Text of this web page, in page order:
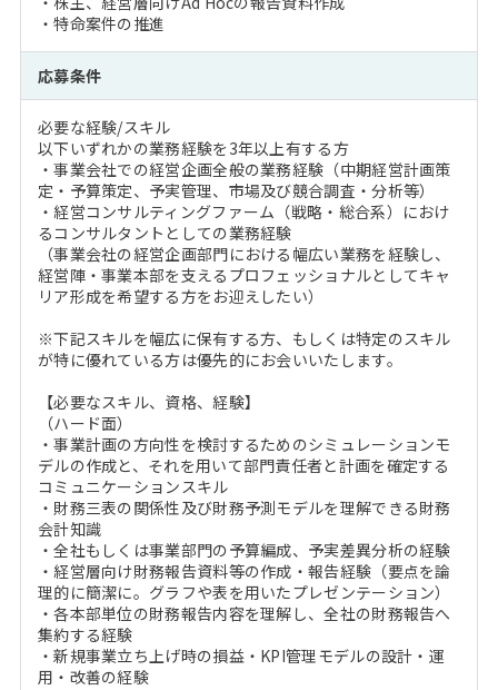
・特命案件の推進
応募条件
必要な経験/スキル
以下いずれかの業務経験を3年以上有する方
・事業会社での経営企画全般の業務経験（中期経営計画策
定・予算策定、予実管理、市場及び競合調査・分析等）
・経営コンサルティングファーム（戦略・総合系）におけ
るコンサルタントとしての業務経験
（事業会社の経営企画部門における幅広い業務を経験し、
経営陣・事業本部を支えるプロフェッショナルとしてキャ
リア形成を希望する方をお迎えしたい）
※下記スキルを幅広に保有する方、もしくは特定のスキル
が特に優れている方は優先的にお会いいたします。
【必要なスキル、資格、経験】
（ハード面）
・事業計画の方向性を検討するためのシミュレーションモ
デルの作成と、それを用いて部門責任者と計画を確定する
コミュニケーションスキル
・財務三表の関係性及び財務予測モデルを理解できる財務
会計知識
・全社もしくは事業部門の予算編成、予実差異分析の経験
・経営層向け財務報告資料等の作成・報告経験（要点を論
理的に簡潔に。グラフや表を用いたプレゼンテーション）
・各本部単位の財務報告内容を理解し、全社の財務報告へ
集約する経験
・新規事業立ち上げ時の損益・KPI管理モデルの設計・運
用・改善の経験